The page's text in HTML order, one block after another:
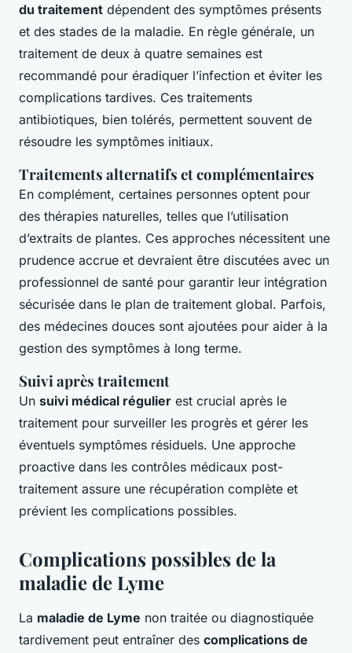
du traitement dépendent des symptômes présents
et des stades de la maladie. En règle générale, un
traitement de deux à quatre semaines est
recommandé pour éradiquer l’infection et éviter les
complications tardives. Ces traitements
antibiotiques, bien tolérés, permettent souvent de
résoudre les symptômes initiaux.
Traitements alternatifs et complémentaires
En complément, certaines personnes optent pour
des thérapies naturelles, telles que l’utilisation
d’extraits de plantes. Ces approches nécessitent une
prudence accrue et devraient être discutées avec un
professionnel de santé pour garantir leur intégration
sécurisée dans le plan de traitement global. Parfois,
des médecines douces sont ajoutées pour aider à la
gestion des symptômes à long terme.
Suivi après traitement
Un suivi médical régulier est crucial après le
traitement pour surveiller les progrès et gérer les
éventuels symptômes résiduels. Une approche
proactive dans les contrôles médicaux post-
traitement assure une récupération complète et
prévient les complications possibles.
Complications possibles de la
maladie de Lyme
La maladie de Lyme non traitée ou diagnostiquée
tardivement peut entraîner des complications de